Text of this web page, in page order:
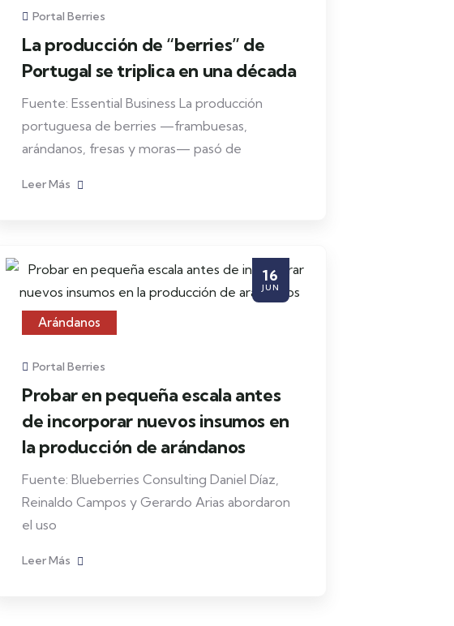
Portal Berries
La producción de “berries” de
Portugal se triplica en una década
Fuente: Essential Business La producción
portuguesa de berries —frambuesas,
arándanos, fresas y moras— pasó de
Leer Más
16
JUN
Arándanos
Portal Berries
Probar en pequeña escala antes
de incorporar nuevos insumos en
la producción de arándanos
Fuente: Blueberries Consulting Daniel Díaz,
Reinaldo Campos y Gerardo Arias abordaron
el uso
Leer Más